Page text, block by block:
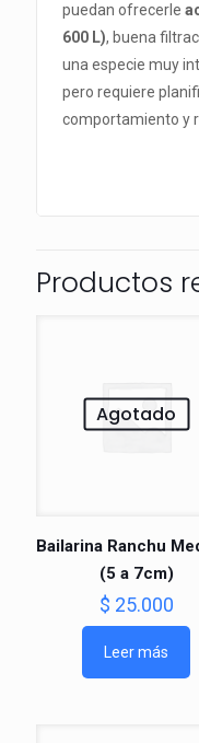
puedan ofrecerle
600 L), buena
una especie muy
pero requiere
comportamiento y
Productos
Agotado
Bailarina Ranchu
(5 a 7cm)
$ 25.000
Leer más